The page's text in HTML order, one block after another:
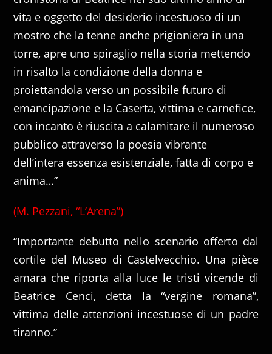
vita e oggetto del desiderio incestuoso di un
mostro che la tenne anche prigioniera in una
torre, apre uno spiraglio nella storia mettendo
in risalto la condizione della donna e
proiettandola verso un possibile futuro di
emancipazione e la Caserta, vittima e carnefice,
con incanto è riuscita a calamitare il numeroso
pubblico attraverso la poesia vibrante
dell’intera essenza esistenziale, fatta di corpo e
anima…”
(M. Pezzani, “L’Arena”)
“Importante debutto nello scenario offerto dal
cortile del Museo di Castelvecchio. Una pièce
amara che riporta alla luce le tristi vicende di
Beatrice Cenci, detta la “vergine romana”,
vittima delle attenzioni incestuose di un padre
tiranno.”